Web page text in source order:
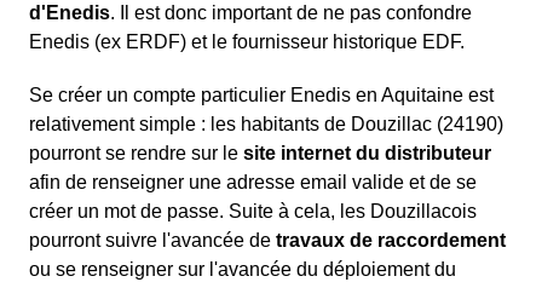
d'Enedis. Il est donc important de ne pas confondre
Enedis (ex ERDF) et le fournisseur historique EDF.
Se créer un compte particulier Enedis en Aquitaine est
relativement simple : les habitants de Douzillac (24190)
pourront se rendre sur le site internet du distributeur
afin de renseigner une adresse email valide et de se
créer un mot de passe. Suite à cela, les Douzillacois
pourront suivre l'avancée de travaux de raccordement
ou se renseigner sur l'avancée du déploiement du